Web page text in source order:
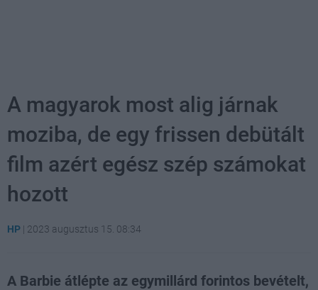
A magyarok most alig járnak
moziba, de egy frissen debütált
film azért egész szép számokat
hozott
HP | 2023 augusztus 15. 08:34
A Barbie átlépte az egymillárd forintos bevételt,